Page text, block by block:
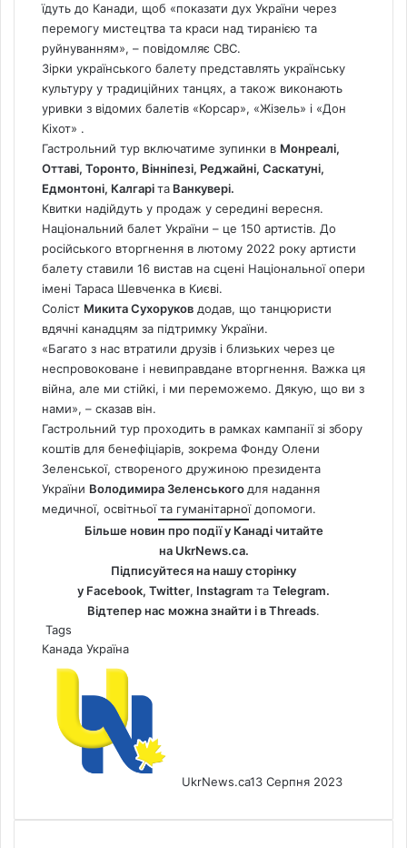
їдуть до Канади, щоб «показати дух України через
перемогу мистецтва та краси над тиранією та
руйнуванням», – повідомляє СBC.
Зірки українського балету представлять українську
культуру у традиційних танцях, а також виконають
уривки з відомих балетів «Корсар», «Жізель» і «Дон
Кіхот» .
Гастрольний тур включатиме зупинки в Монреалі,
Оттаві, Торонто, Вінніпезі, Реджайні, Саскатуні,
Едмонтоні, Калгаріта Ванкувері.
Квитки надійдуть у продаж у середині вересня.
Національний балет України – це 150 артистів. До
російського вторгнення в лютому 2022 року артисти
балету ставили 16 вистав на сцені Національної опери
імені Тараса Шевченка в Києві.
Соліст Микита Сухоруков додав, що танцюристи
вдячні канадцям за підтримку України.
«Багато з нас втратили друзів і близьких через це
неспровоковане і невиправдане вторгнення. Важка ця
війна, але ми стійкі, і ми переможемо. Дякую, що ви з
нами», – сказав він.
Гастрольний тур проходить в рамках кампанії зі збору
коштів для бенефіціарів, зокрема Фонду Олени
Зеленської, створеного дружиною президента
України Володимира Зеленськогодля надання
медичної, освітньої та гуманітарної допомоги.
Більше новин про події у Канаді читайте
на UkrNews.ca.
Підписуйтеся на нашу сторінку
у Facebook, Twitter, Instagram та Telegram.
Відтепер нас можна знайти і вThreads.
Tags
Канада Україна
UkrNews.ca13 Серпня 2023